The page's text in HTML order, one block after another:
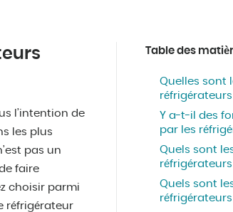
l’intention de
les plus
pas un
faire
choisir parmi
réfrigérateur
Table des
Quelles sont
réfrigérateurs
Y a-t-il des
par les
Quels sont
réfrigérateurs
Quels sont
réfrigérateurs